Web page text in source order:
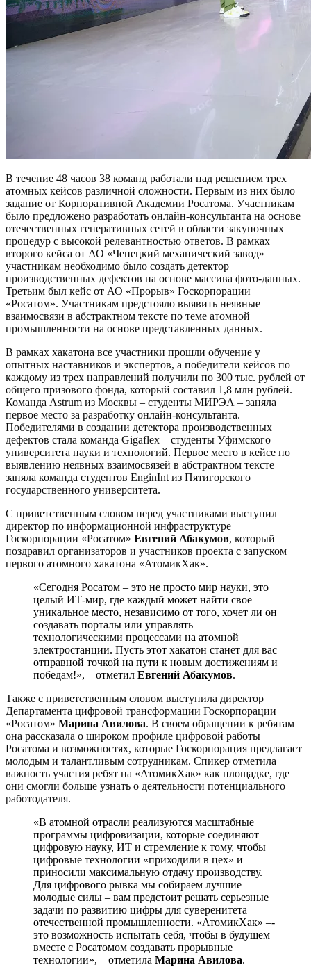
В течение 48 часов 38 команд работали над решением трех
атомных кейсов различной сложности. Первым из них было
задание от Корпоративной Академии Росатома. Участникам
было предложено разработать онлайн-консультанта на основе
отечественных генеративных сетей в области закупочных
процедур с высокой релевантностью ответов. В рамках
второго кейса от АО «Чепецкий механический завод»
участникам необходимо было создать детектор
производственных дефектов на основе массива фото-данных.
Третьим был кейс от АО «Прорыв» Госкорпорации
«Росатом». Участникам предстояло выявить неявные
взаимосвязи в абстрактном тексте по теме атомной
промышленности на основе представленных данных.
В рамках хакатона все участники прошли обучение у
опытных наставников и экспертов, а победители кейсов по
каждому из трех направлений получили по 300 тыс. рублей от
общего призового фонда, который составил 1,8 млн рублей.
Команда Astrum из Москвы – студенты МИРЭА – заняла
первое место за разработку онлайн-консультанта.
Победителями в создании детектора производственных
дефектов стала команда Gigaflex – студенты Уфимского
университета науки и технологий. Первое место в кейсе по
выявлению неявных взаимосвязей в абстрактном тексте
заняла команда студентов EnginInt из Пятигорского
государственного университета.
С приветственным словом перед участниками выступил
директор по информационной инфраструктуре
Госкорпорации «Росатом» Евгений Абакумов, который
поздравил организаторов и участников проекта с запуском
первого атомного хакатона «АтомикХак».
«Сегодня Росатом – это не просто мир науки, это
целый ИТ-мир, где каждый может найти свое
уникальное место, независимо от того, хочет ли он
создавать порталы или управлять
технологическими процессами на атомной
электростанции. Пусть этот хакатон станет для вас
отправной точкой на пути к новым достижениям и
победам!», – отметил Евгений Абакумов.
Также с приветственным словом выступила директор
Департамента цифровой трансформации Госкорпорации
«Росатом» Марина Авилова. В своем обращении к ребятам
она рассказала о широком профиле цифровой работы
Росатома и возможностях, которые Госкорпорация предлагает
молодым и талантливым сотрудникам. Спикер отметила
важность участия ребят на «АтомикХак» как площадке, где
они смогли больше узнать о деятельности потенциального
работодателя.
«В атомной отрасли реализуются масштабные
программы цифровизации, которые соединяют
цифровую науку, ИТ и стремление к тому, чтобы
цифровые технологии «приходили в цех» и
приносили максимальную отдачу производству.
Для цифрового рывка мы собираем лучшие
молодые силы – вам предстоит решать серьезные
задачи по развитию цифры для суверенитета
отечественной промышленности. «АтомикХак» –­
это возможность испытать себя, чтобы в будущем
вместе с Росатомом создавать прорывные
технологии», ­– отметила Марина Авилова.